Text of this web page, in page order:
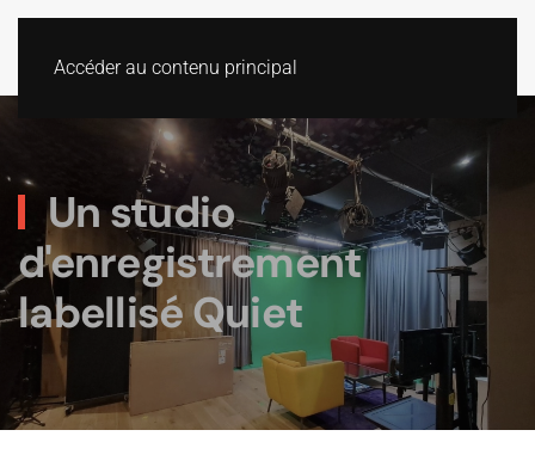
Accéder au contenu principal
Un studio
d'enregistrement
labellisé Quiet